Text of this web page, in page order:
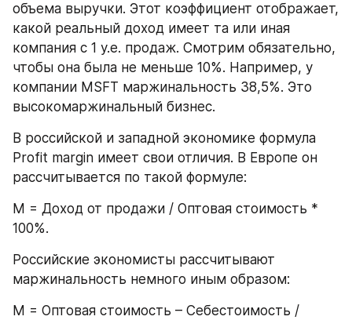
объема выручки. Этот коэффициент отображает,
какой реальный доход имеет та или иная
компания с 1 у.е. продаж. Смотрим обязательно,
чтобы она была не меньше 10%. Например, у
компании MSFT маржинальность 38,5%. Это
высокомаржинальный бизнес.
В российской и западной экономике формула
Profit margin имеет свои отличия. В Европе он
рассчитывается по такой формуле:
М = Доход от продажи / Оптовая стоимость *
100%.
Российские экономисты рассчитывают
маржинальность немного иным образом:
М = Оптовая стоимость – Себестоимость /